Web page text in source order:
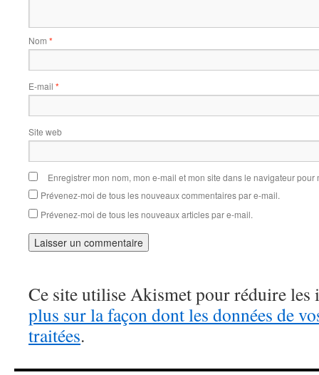
Nom *
E-mail *
Site web
Enregistrer mon nom, mon e-mail et mon site dans le navigateur
Prévenez-moi de tous les nouveaux commentaires par e-mail.
Prévenez-moi de tous les nouveaux articles par e-mail.
Ce site utilise Akismet pour réduire les
plus sur la façon dont les données de
traitées.